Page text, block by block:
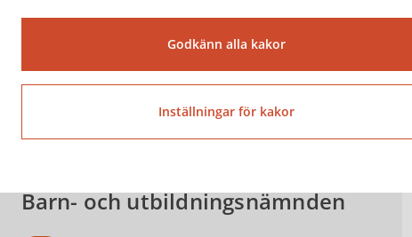
Kontakta
Barn- och utbildningsnämnden
Godkänn alla kakor
Inställningar för kakor